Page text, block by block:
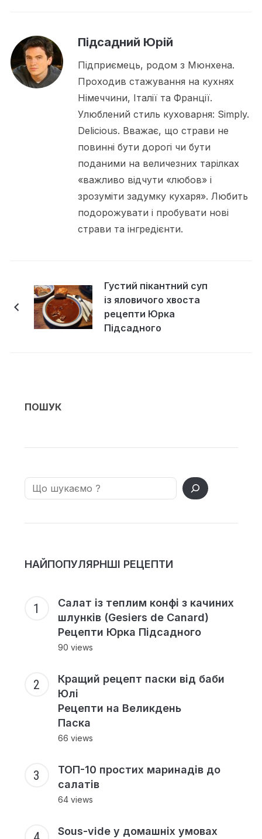
Підсадний Юрій
Підприємець, родом з Мюнхена.
Проходив стажування на кухнях
Німеччини, Італії та Франції.
Улюблений стиль куховарня: Simply.
Delicious. Вважає, що страви не
повинні бути дорогі чи бути
поданими на величезних тарілках
«важливо відчути «любов» і
зрозуміти задумку кухаря». Любить
подорожувати і пробувати нові
страви та інгредієнти.
Густий пікантний суп
із яловичого хвоста
рецепти Юрка
Підсадного
ПОШУК
Search
НАЙПОПУЛЯРНШІ РЕЦЕПТИ
Салат із теплим конфі з качиних
шлунків (Gesiers de Canard)
Рецепти Юрка Підсадного
90 views
Кращий рецепт паски від баби
Юлі
Рецепти на Великдень
Паска
66 views
ТОП-10 простих маринадів до
салатів
64 views
Sous-vide у домашніх умовах